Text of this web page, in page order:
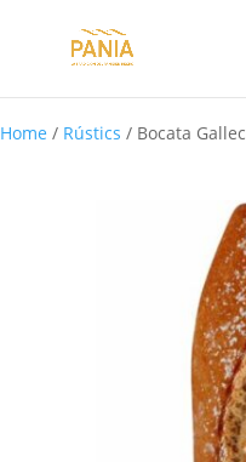
Home / Rústics / Bocata Gallec